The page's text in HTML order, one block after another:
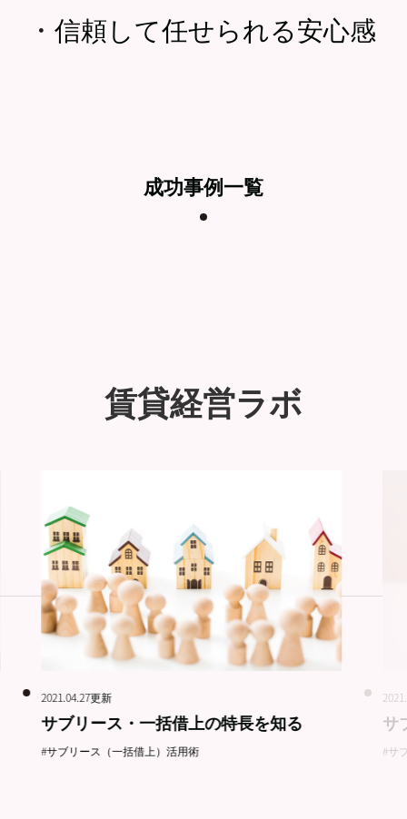
・ 信頼して任せられる安心感
成功事例一覧
賃貸経営ラボ
2021.04.27更新
サブリース・一括借上の特長を知る
#サブリース（一括借上）活用術
サ
#サ